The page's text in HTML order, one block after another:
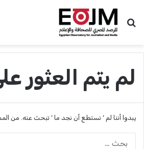
بحث عن
لم يتم العثور
يبدوا أننا لم ’ نستطع أن نجد ما ’ تبحث عنه. من